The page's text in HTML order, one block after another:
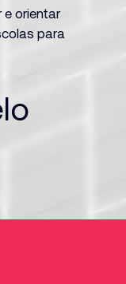
orientar
para
6
75